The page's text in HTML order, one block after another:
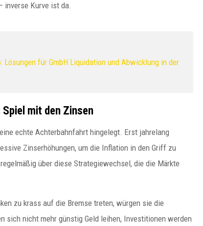
inverse Kurve ist da.
für GmbH Liquidation und Abwicklung in der
Spiel mit den Zinsen
echte Achterbahnfahrt hingelegt. Erst jahrelang
Zinserhöhungen, um die Inflation in den Griff zu
über diese Strategiewechsel, die die Märkte
zu krass auf die Bremse treten, würgen sie die
sich nicht mehr günstig Geld leihen, Investitionen werden